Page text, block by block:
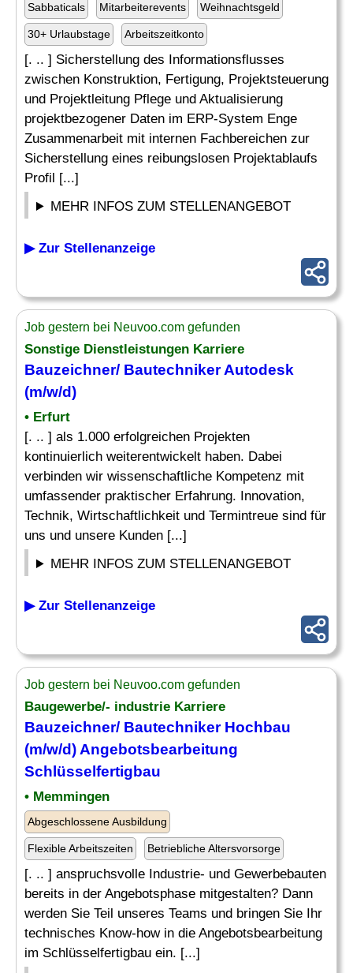
Sabbaticals Mitarbeiterevents Weihnachtsgeld
30+ Urlaubstage Arbeitszeitkonto
[. .. ] Sicherstellung des Informationsflusses
zwischen Konstruktion, Fertigung, Projektsteuerung
und Projektleitung Pflege und Aktualisierung
projektbezogener Daten im ERP-System Enge
Zusammenarbeit mit internen Fachbereichen zur
Sicherstellung eines reibungslosen Projektablaufs
Profil [...]
MEHR INFOS ZUM STELLENANGEBOT
▶ Zur Stellenanzeige
Job gestern bei Neuvoo.com gefunden
Sonstige Dienstleistungen Karriere
Bauzeichner/ BautechnikerAutodesk
(m/w/d)
• Erfurt
[. .. ] als 1.000 erfolgreichen Projekten
kontinuierlich weiterentwickelt haben. Dabei
verbinden wir wissenschaftliche Kompetenz mit
umfassender praktischer Erfahrung. Innovation,
Technik, Wirtschaftlichkeit und Termintreue sind für
uns und unsere Kunden [...]
MEHR INFOS ZUM STELLENANGEBOT
▶ Zur Stellenanzeige
Job gestern bei Neuvoo.com gefunden
Baugewerbe/- industrie Karriere
Bauzeichner/ BautechnikerHochbau
(m/w/d) Angebotsbearbeitung
Schlüsselfertigbau
• Memmingen
Abgeschlossene Ausbildung
Flexible Arbeitszeiten Betriebliche Altersvorsorge
[. .. ] anspruchsvolle Industrie- und Gewerbebauten
bereits in der Angebotsphase mitgestalten? Dann
werden Sie Teil unseres Teams und bringen Sie Ihr
technisches Know-how in die Angebotsbearbeitung
im Schlüsselfertigbau ein. [...]